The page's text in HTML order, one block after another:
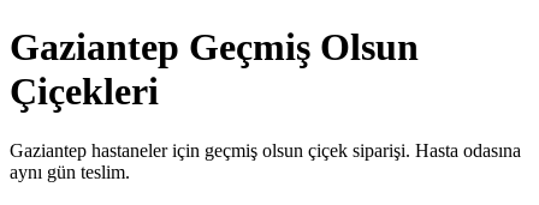
Gaziantep Geçmiş Olsun
Çiçekleri
Gaziantep hastaneler için geçmiş olsun çiçek siparişi. Hasta odasına
aynı gün teslim.